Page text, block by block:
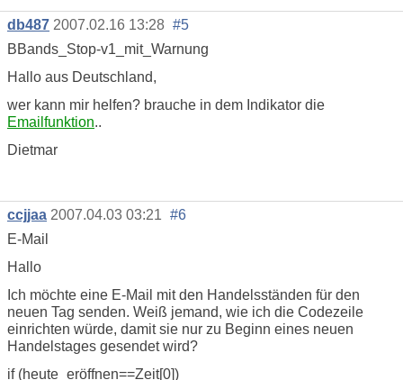
db487 2007.02.16 13:28 #5
BBands_Stop-v1_mit_Warnung
Hallo aus Deutschland,
wer kann mir helfen? brauche in dem Indikator die
Emailfunktion..
Dietmar
ccjjaa 2007.04.03 03:21 #6
E-Mail
Hallo
Ich möchte eine E-Mail mit den Handelsständen für den
neuen Tag senden. Weiß jemand, wie ich die Codezeile
einrichten würde, damit sie nur zu Beginn eines neuen
Handelstages gesendet wird?
if (heute_eröffnen==Zeit[0])